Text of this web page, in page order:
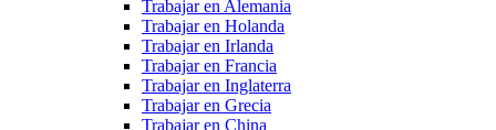
Trabajar en Alemania
Trabajar en Holanda
Trabajar en Irlanda
Trabajar en Francia
Trabajar en Inglaterra
Trabajar en Grecia
Trabajar en China